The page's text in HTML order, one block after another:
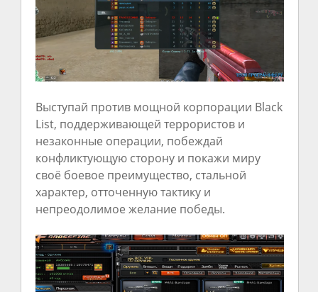
Выступай против мощной корпорации Black
List, поддерживающей террористов и
незаконные операции, побеждай
конфликтующую сторону и покажи миру
своё боевое преимущество, стальной
характер, отточенную тактику и
непреодолимое желание победы.